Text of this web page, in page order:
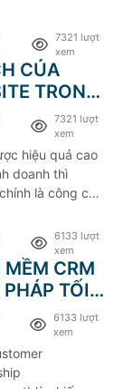
7321 lượt
xem
CỦA
TRONG
DOANH LÀ
7321 lượt
xem
hiệu quả cao
doanh thì
là công cụ
triển của internet
Phân tích cụ
đây của chúng
bạn hiểu rõ hơn
doanh là gì
6133 lượt
xem
MỀM CRM
TỐI
DOANH
6133 lượt
xem